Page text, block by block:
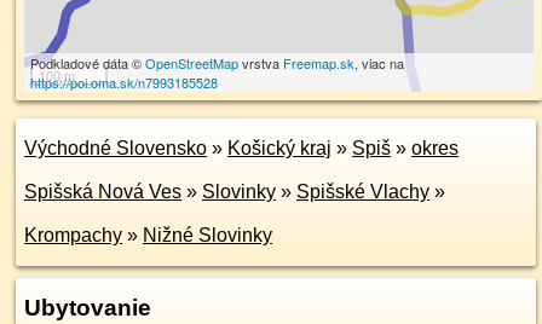
100 m
Podkladové dáta ©OpenStreetMapvrstva Freemap.sk, viac na
https://poi.oma.sk/n7993185528
Východné Slovensko » Košický kraj » Spiš » okres
Spišská Nová Ves » Slovinky » Spišské Vlachy »
Krompachy » Nižné Slovinky
Ubytovanie